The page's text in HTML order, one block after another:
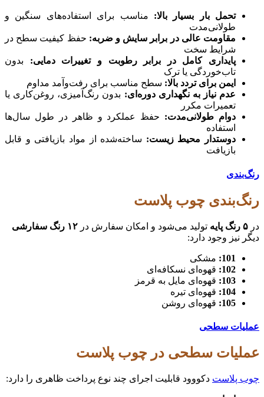
تحمل بار بسیار بالا: مناسب برای استفاده‌های سنگین و
طولانی‌مدت
مقاومت عالی در برابر سایش و ضربه: حفظ کیفیت سطح در
شرایط سخت
پایداری کامل در برابر رطوبت و تغییرات دمایی: بدون
تاب‌خوردگی یا ترک
ایمن برای تردد بالا: سطح مناسب برای رفت‌وآمد مداوم
عدم نیاز به نگهداری دوره‌ای: بدون رنگ‌آمیزی، روغن‌کاری یا
تعمیرات مکرر
دوام طولانی‌مدت: حفظ عملکرد و ظاهر در طول سال‌ها
استفاده
دوستدار محیط زیست: ساخته‌شده از مواد بازیافتی و قابل
بازیافت
رنگ‌بندی
رنگ‌بندی چوب پلاست
در ۵ رنگ پایه تولید می‌شود و امکان سفارش در ۱۲ رنگ سفارشی
دیگر نیز وجود دارد:
101:
مشکی
102:
قهوه‌ای نسکافه‌ای
103:
قهوه‌ای مایل به قرمز
104:
قهوه‌ای تیره
105:
قهوه‌ای روشن
عملیات سطحی
عملیات سطحی در چوب پلاست
چوب پلاست دکووود قابلیت اجرای چند نوع پرداخت ظاهری را دارد: